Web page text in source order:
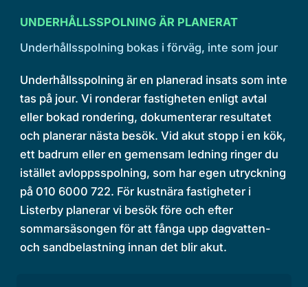
UNDERHÅLLSSPOLNING ÄR PLANERAT
Underhållsspolning bokas i förväg, inte som jour
Underhållsspolning är en planerad insats som inte
tas på jour. Vi ronderar fastigheten enligt avtal
eller bokad rondering, dokumenterar resultatet
och planerar nästa besök. Vid akut stopp i en kök,
ett badrum eller en gemensam ledning ringer du
istället avloppsspolning, som har egen utryckning
på 010 6000 722. För kustnära fastigheter i
Listerby planerar vi besök före och efter
sommarsäsongen för att fånga upp dagvatten-
och sandbelastning innan det blir akut.